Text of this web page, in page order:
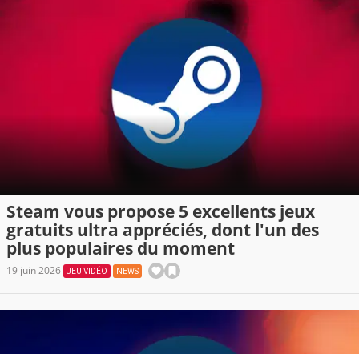
Steam vous propose 5 excellents jeux
gratuits ultra appréciés, dont l'un des
plus populaires du moment
19 juin 2026 JEU VIDÉO NEWS